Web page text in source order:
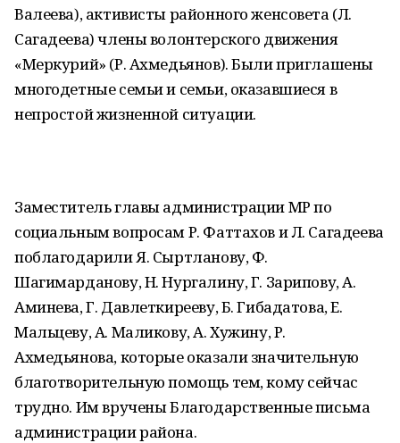
Валеева), активисты районного женсовета (Л.
Сагадеева) члены волонтерского движения
«Меркурий» (Р. Ахмедьянов). Были приглашены
многодетные семьи и семьи, оказавшиеся в
непростой жизненной ситуации.
Заместитель главы администрации МР по
социальным вопросам Р. Фаттахов и Л. Сагадеева
поблагодарили Я. Сыртланову, Ф.
Шагимарданову, Н. Нургалину, Г. Зарипову, А.
Аминева, Г. Давлеткирееву, Б. Гибадатова, Е.
Мальцеву, А. Маликову, А. Хужину, Р.
Ахмедьянова, которые оказали значительную
благотворительную помощь тем, кому сейчас
трудно. Им вручены Благодарственные письма
администрации района.